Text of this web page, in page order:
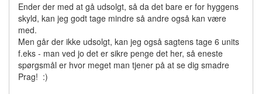
Ender der med at gå udsolgt, så da det bare er for hyggens
skyld, kan jeg godt tage mindre så andre også kan være
med.
Men går der ikke udsolgt, kan jeg også sagtens tage 6 units
f.eks - man ved jo det er sikre penge det her, så eneste
spørgsmål er hvor meget man tjener på at se dig smadre
Prag! :)